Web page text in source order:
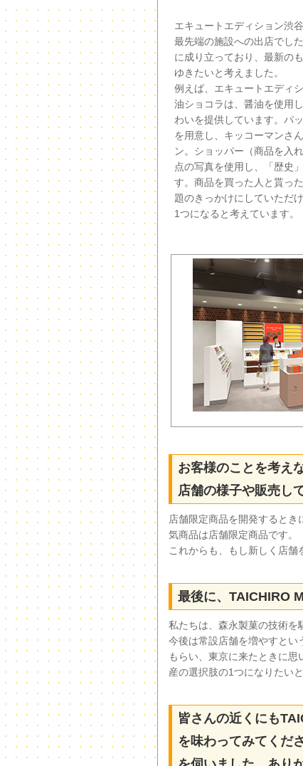
エキュートエディション渋
最先端の施設への出店でし
に成り立っており、最新の
ゆきたいと考えました。
例えば、エキュートエディ
油ショコラは、醤油を使用
わいを提供しています。パ
を用意し、キッコーマンさ
ン。ショッパー（商品を入
点の写真を使用し、「歴史
す。商品を買った人と貰っ
題のきっかけにしていただ
1つになると考えています。
お客様のことを考え
店舗の様子や販売し
店舗限定商品を開発すると
気商品は店舗限定商品です。
これからも、もし新しく店舗
最後に、TAICHIRO
私たちは、森永製菓の技術を
今後は常設店舗を増やすとい
もらい、東京に来たときに
産の選択肢の1つになりたい
皆さんの近くにも
を味わってみてくだ